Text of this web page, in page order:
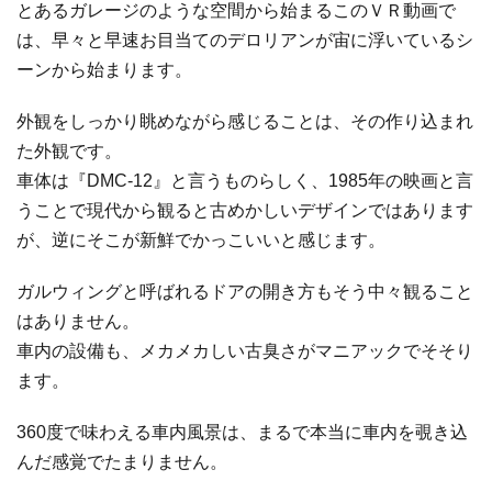
とあるガレージのような空間から始まるこのＶＲ動画で
は、早々と早速お目当てのデロリアンが宙に浮いているシ
ーンから始まります。
外観をしっかり眺めながら感じることは、その作り込まれ
た外観です。
車体は『DMC-12』と言うものらしく、1985年の映画と言
うことで現代から観ると古めかしいデザインではあります
が、逆にそこが新鮮でかっこいいと感じます。
ガルウィングと呼ばれるドアの開き方もそう中々観ること
はありません。
車内の設備も、メカメカしい古臭さがマニアックでそそり
ます。
360度で味わえる車内風景は、まるで本当に車内を覗き込
んだ感覚でたまりません。